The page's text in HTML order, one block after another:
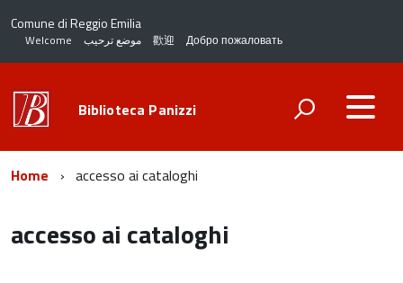
Comune di Reggio Emilia
Welcome موضع ترحيب 歡迎 Добро пожаловать
Biblioteca Panizzi
Home accesso ai cataloghi
accesso ai cataloghi